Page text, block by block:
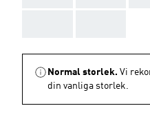
Normal storlek. Vi
din vanliga storlek.